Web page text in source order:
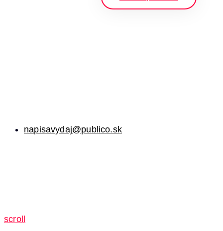
napisavydaj@publico.sk
scroll